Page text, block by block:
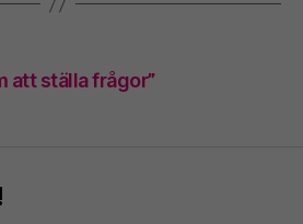
att ställa frågor”